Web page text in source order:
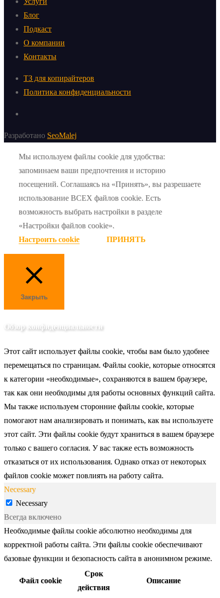
Блог
Подкаст
О компании
Контакты
ТЗ для копирайтеров
Политика конфиденциальности
Разработано SeoMalej
Мы используем файлы cookie для удобства:
запоминаем ваши предпочтения и историю
посещений. Соглашаясь на «Принять», вы разрешаете
использование ВСЕХ файлов cookie. Есть
возможность выбрать настройки в разделе
«Настройки файлов cookie».
Настроить cookie
ПРИНЯТЬ
Закрыть
Обзор конфиденциальности
Этот сайт использует файлы cookie, чтобы вам было удобнее
перемещаться по страницам. Файлы cookie, которые относятся
к категории «необходимые», сохраняются в вашем браузере,
так как они необходимы для работы основных функций сайта.
Мы также используем сторонние файлы cookie, которые
помогают нам анализировать и понимать, как вы используете
этот сайт. Эти файлы cookie будут храниться в вашем браузере
только с вашего согласия. У вас также есть возможность
отказаться от их использования. Однако отказ от некоторых
файлов cookie может повлиять на работу сайта.
Necessary
Necessary
Всегда включено
Необходимые файлы cookie абсолютно необходимы для
корректной работы сайта. Эти файлы cookie обеспечивают
базовые функции и безопасность сайта в анонимном режиме.
Файл cookie
Срок
действия
Описание